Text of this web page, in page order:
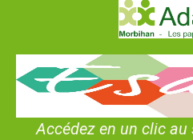
Accédez en un clic